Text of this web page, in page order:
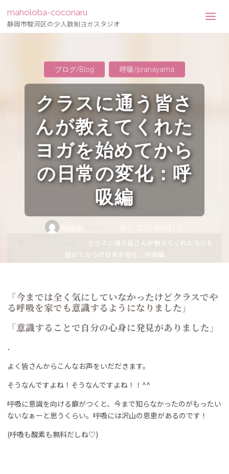
maholoba-coconaru
静岡市駿河区の少人数制ヨガスタジオ
クラスに通う皆さ
んが教えてくれた
ヨガを始めてから
の日常の変化：呼
吸編
投稿者:
ブログ/Blog 呼吸/pranayama
ム
クラスに通う皆さんが教えてくれたヨガを
始めてからの日常の変化：呼吸編
「今までは全く気にしていなかったけどクラスでや
る呼吸を家でも意識するようになりました」
「意識することで自分の心身に発見がありました」
．
よく皆さんからこんなお声をいだだきます。
そうなんですよね！そうなんですよね！！^^
呼吸に意識を向ける癖がつくと、今まで知らなかったのがもったい
ないなぁーと思うくらい。呼吸には沢山の恩恵があるのです！
(呼吸も酸素も無料だしね♡)